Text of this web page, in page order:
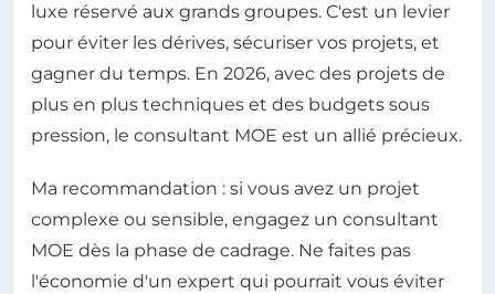
luxe réservé aux grands groupes. C'est un levier
pour éviter les dérives, sécuriser vos projets, et
gagner du temps. En 2026, avec des projets de
plus en plus techniques et des budgets sous
pression, le consultant MOE est un allié précieux.
Ma recommandation : si vous avez un projet
complexe ou sensible, engagez un consultant
MOE dès la phase de cadrage. Ne faites pas
l'économie d'un expert qui pourrait vous éviter